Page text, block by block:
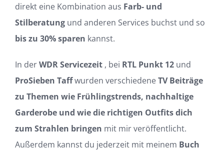
direkt eine Kombination aus Farb- und
Stilberatungund anderen Services buchst und so
bis zu 30% sparen kannst.
In derWDR Servicezeit, bei RTL Punkt 12und
ProSieben Taffwurden verschiedeneTV Beiträge
zu Themen wie Frühlingstrends, nachhaltige
Garderobe und wie die richtigen Outfits dich
zum Strahlen bringen mit mir veröffentlicht.
Außerdem kannst du jederzeit mit meinem Buch